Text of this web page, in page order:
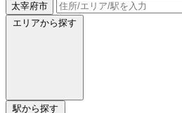
太宰府市
エリアから探す
駅から探す